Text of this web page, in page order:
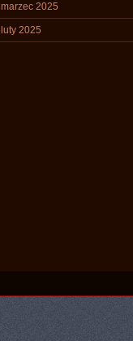
marzec 2025
luty 2025